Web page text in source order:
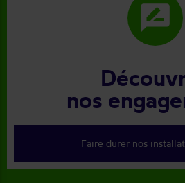
rate_review
nos
Faire durer nos